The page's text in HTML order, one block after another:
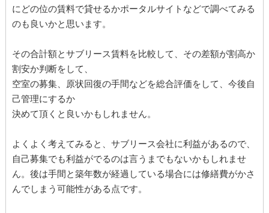
にどの位の賃料で貸せるかポータルサイトなどで調べてみる
のも良いかと思います。
その合計額とサブリース賃料を比較して、その差額が割高か
割安か判断をして、
空室の募集、原状回復の手間などを総合評価をして、今後自
己管理にするか
決めて頂くと良いかもしれません。
よくよく考えてみると、サブリース会社に利益があるので、
自己募集でも利益がでるのは言うまでもないかもしれませ
ん。後は手間と築年数が経過している場合には修繕費がかさ
んでしまう可能性がある点です。